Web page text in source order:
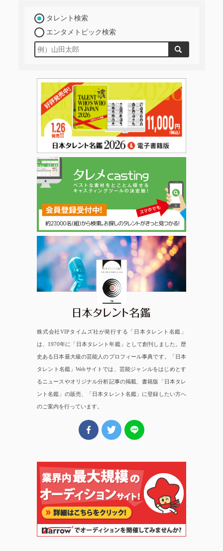
タレント検索
エンタメトピック検索
日本タレント名鑑
株式会社VIPタイムズ社が発行する「日本タレント名鑑」
は、1970年に「日本タレント年鑑」として創刊しました。歴
史ある日本最大級の芸能人のプロフィール事典です。「日本
タレント名鑑」Webサイトでは、芸能ジャンルをはじめとす
るニュースやオリジナル分析記事の掲載、書籍版「日本タレ
ント名鑑」の販売、「日本タレント名鑑」に登録したい方へ
のご案内を行っています。